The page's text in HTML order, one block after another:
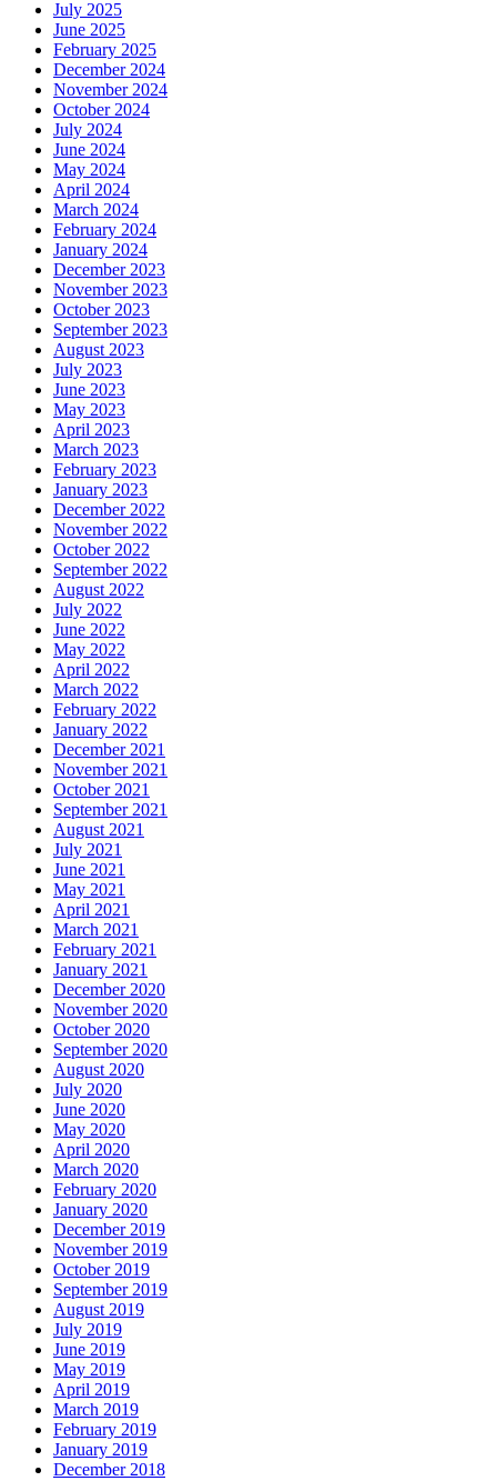
July 2025
June 2025
February 2025
December 2024
November 2024
October 2024
July 2024
June 2024
May 2024
April 2024
March 2024
February 2024
January 2024
December 2023
November 2023
October 2023
September 2023
August 2023
July 2023
June 2023
May 2023
April 2023
March 2023
February 2023
January 2023
December 2022
November 2022
October 2022
September 2022
August 2022
July 2022
June 2022
May 2022
April 2022
March 2022
February 2022
January 2022
December 2021
November 2021
October 2021
September 2021
August 2021
July 2021
June 2021
May 2021
April 2021
March 2021
February 2021
January 2021
December 2020
November 2020
October 2020
September 2020
August 2020
July 2020
June 2020
May 2020
April 2020
March 2020
February 2020
January 2020
December 2019
November 2019
October 2019
September 2019
August 2019
July 2019
June 2019
May 2019
April 2019
March 2019
February 2019
January 2019
December 2018